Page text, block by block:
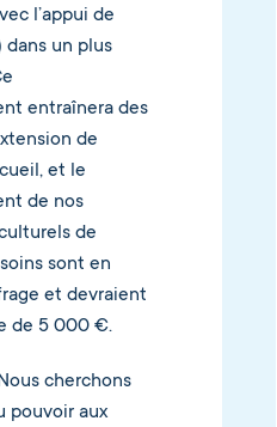
l’appui de
dans un plus
entraînera des
de
et le
de nos
de
sont en
et devraient
de 5 000 €.
cherchons
pouvoir aux